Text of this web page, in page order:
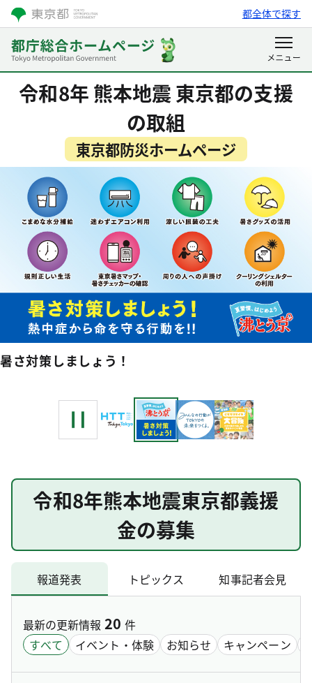
都全体で探す
令和8年 熊本地震 東京都の支援
の取組
東京都防災ホームページ
都庁総合ホームページ
暑さ対策しましょう！
令和8年熊本地震東京都義援
金の募集
報道発表 トピックス 知事記者会見
最新の更新情報 20 件
すべて
イベント・体験 お知らせ キャンペーン